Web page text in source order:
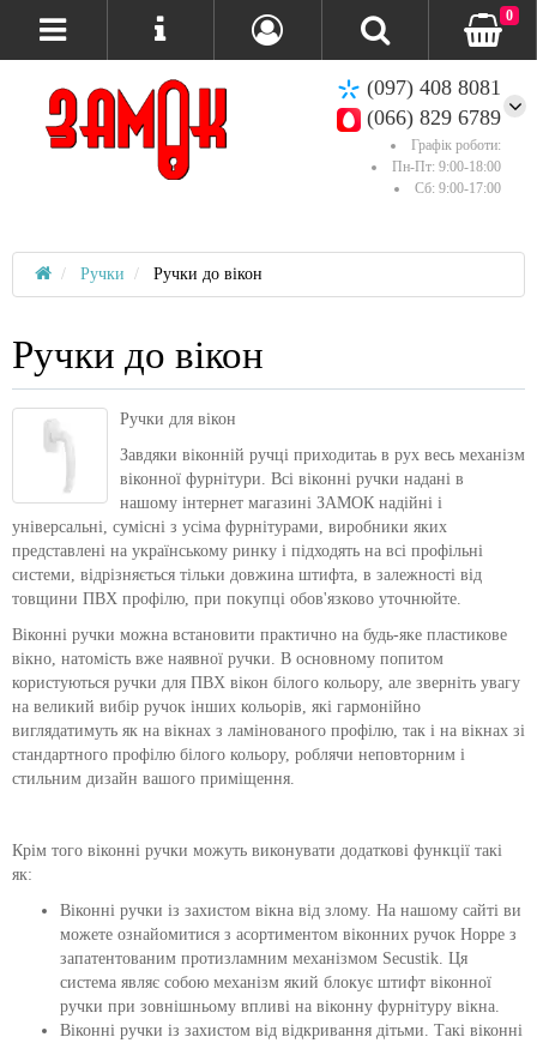
(097) 408 8081
(066) 829 6789
Графік роботи:
Пн-Пт: 9:00-18:00
Сб: 9:00-17:00
0
Ручки Ручки до вікон
Ручки до вікон
Ручки для вікон
Завдяки віконній ручці приходитaь в рух весь механізм
віконної фурнітури. Всі віконні ручки надані в
нашому інтернет магазині ЗАМОК надійні і
універсальні, сумісні з усіма фурнітурами, виробники яких
представлені на українському ринку і підходять на всі профільні
системи, відрізняється тільки довжина штифта, в залежності від
товщини ПВХ профілю, при покупці обов'язково уточнюйте.
Віконні ручки можна встановити практично на будь-яке пластикове
вікно, натомість вже наявної ручки. В основному попитом
користуються ручки для ПВХ вікон білого кольору, але зверніть увагу
на великий вибір ручок інших кольорів, які гармонійно
виглядатимуть як на вікнах з ламінованого профілю, так і на вікнах зі
стандартного профілю білого кольору, роблячи неповторним і
стильним дизайн вашого приміщення.
Крім того віконні ручки можуть виконувати додаткові функції такі
як:
Віконні ручки із захистом вікна від злому. На нашому сайті ви
можете ознайомитися з асортиментом віконних ручок Hoppe з
запатентованим протизламним механізмом Secustik. Ця
система являє собою механізм який блокує штифт віконної
ручки при зовнішньому впливі на віконну фурнітуру вікна.
Віконні ручки із захистом від відкривання дітьми. Такі віконні